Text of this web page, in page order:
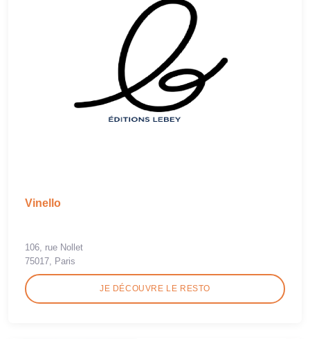
Vinello
106, rue Nollet
75017, Paris
JE DÉCOUVRE LE RESTO